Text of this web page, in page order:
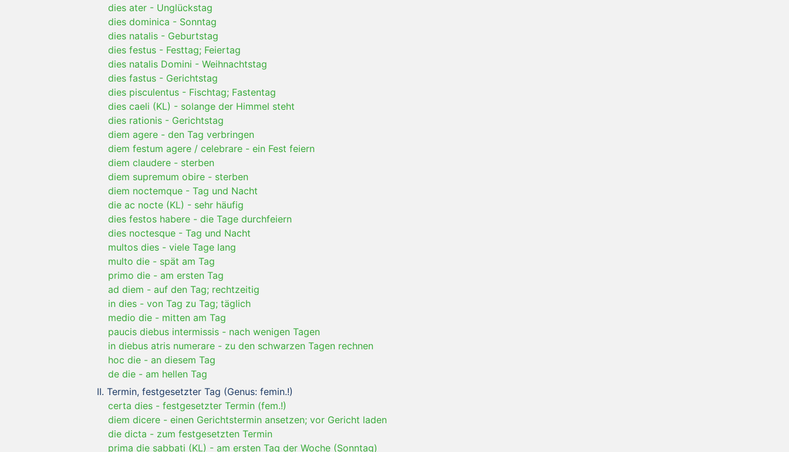
dies ater - Unglückstag
dies dominica - Sonntag
dies natalis - Geburtstag
dies festus - Festtag; Feiertag
dies natalis Domini - Weihnachtstag
dies fastus - Gerichtstag
dies pisculentus - Fischtag; Fastentag
dies caeli (KL) - solange der Himmel steht
dies rationis - Gerichtstag
diem agere - den Tag verbringen
diem festum agere / celebrare - ein Fest feiern
diem claudere - sterben
diem supremum obire - sterben
diem noctemque - Tag und Nacht
die ac nocte (KL) - sehr häufig
dies festos habere - die Tage durchfeiern
dies noctesque - Tag und Nacht
multos dies - viele Tage lang
multo die - spät am Tag
primo die - am ersten Tag
ad diem - auf den Tag; rechtzeitig
in dies - von Tag zu Tag; täglich
medio die - mitten am Tag
paucis diebus intermissis - nach wenigen Tagen
in diebus atris numerare - zu den schwarzen Tagen rechnen
hoc die - an diesem Tag
de die - am hellen Tag
Termin, festgesetzter Tag (Genus: femin.!)
certa dies - festgesetzter Termin (fem.!)
diem dicere - einen Gerichtstermin ansetzen; vor Gericht laden
die dicta - zum festgesetzten Termin
prima die sabbati (KL) - am ersten Tag der Woche (Sonntag)